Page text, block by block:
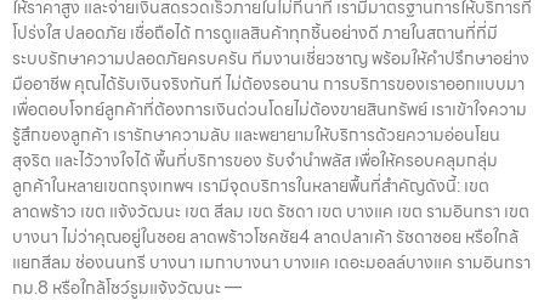
ให้ราคาสูง และจ่ายเงินสดรวดเร็วภายในไม่กี่นาที เรามีมาตรฐานการให้บริการที่
โปร่งใส ปลอดภัย เชื่อถือได้ การดูแลสินค้าทุกชิ้นอย่างดี ภายในสถานที่ที่มี
ระบบรักษาความปลอดภัยครบครัน ทีมงานเชี่ยวชาญ พร้อมให้คำปรึกษาอย่าง
มืออาชีพ คุณได้รับเงินจริงทันที ไม่ต้องรอนาน การบริการของเราออกแบบมา
เพื่อตอบโจทย์ลูกค้าที่ต้องการเงินด่วนโดยไม่ต้องขายสินทรัพย์ เราเข้าใจความ
รู้สึกของลูกค้า เรารักษาความลับ และพยายามให้บริการด้วยความอ่อนโยน
สุจริต และไว้วางใจได้ พื้นที่บริการของ รับจำนำพลัส เพื่อให้ครอบคลุมกลุ่ม
ลูกค้าในหลายเขตกรุงเทพฯ เรามีจุดบริการในหลายพื้นที่สำคัญดังนี้: เขต
ลาดพร้าว เขต แจ้งวัฒนะ เขต สีลม เขต รัชดา เขต บางแค เขต รามอินทรา เขต
บางนา ไม่ว่าคุณอยู่ในซอย ลาดพร้าวโชคชัย4 ลาดปลาเค้า รัชดาซอย หรือใกล้
แยกสีลม ช่องนนทรี บางนา เมกาบางนา บางแค เดอะมอลล์บางแค รามอินทรา
กม.8 หรือใกล้โชว์รูมแจ้งวัฒนะ —